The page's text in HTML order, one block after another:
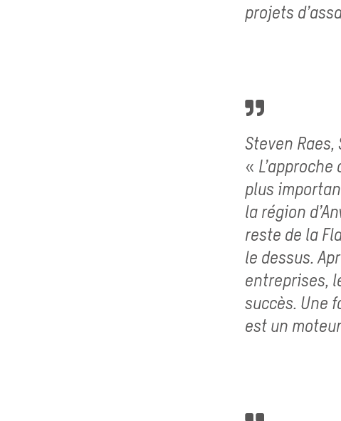
projets
Steven
«
plus
la région
reste de la
le dessus.
entreprises,
succès. Une
est un